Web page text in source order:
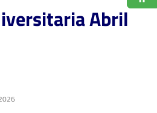
Abril